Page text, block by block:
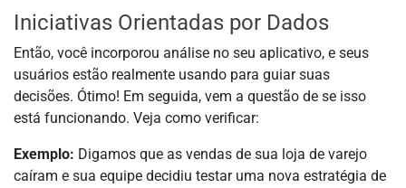
Iniciativas Orientadas por Dados
Então, você incorporou análise no seu aplicativo, e seus
usuários estão realmente usando para guiar suas
decisões. Ótimo! Em seguida, vem a questão de se isso
está funcionando. Veja como verificar:
Exemplo: Digamos que as vendas de sua loja de varejo
caíram e sua equipe decidiu testar uma nova estratégia de